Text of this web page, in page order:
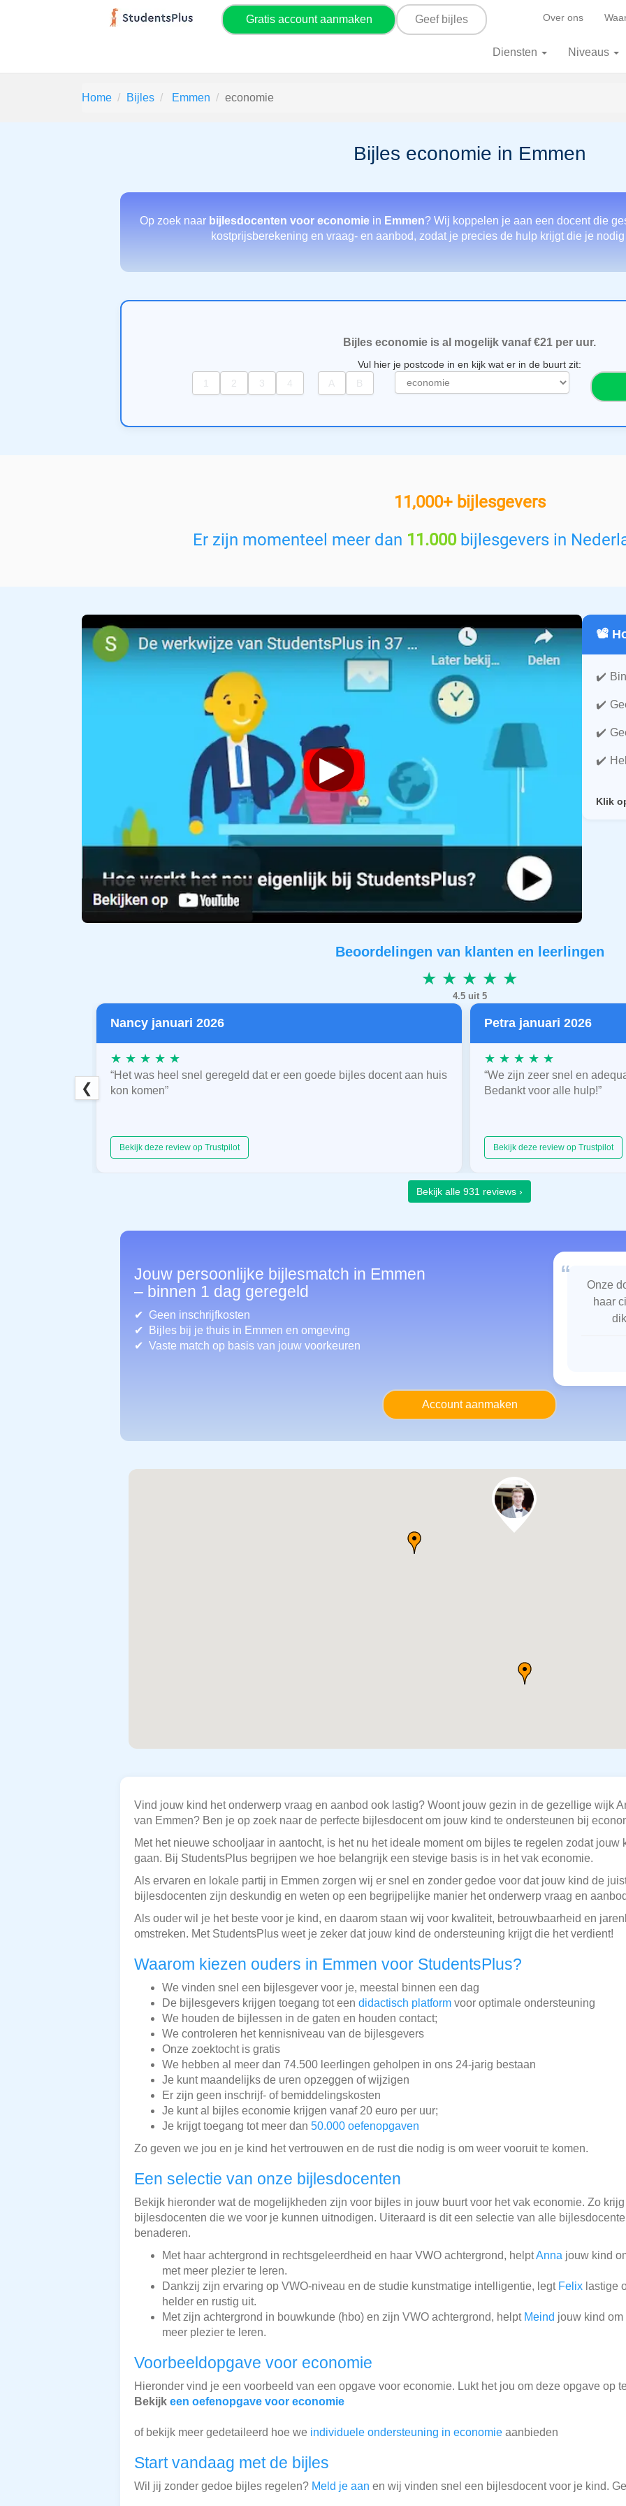
Gratis account aanmaken Geef bijles Over ons
Diensten Niveaus
Home Bijles Emmen economie
Bijles economie in Emmen
Op zoek naar bijlesdocenten voor economie in Emmen? Wij koppelen je aan een docent die
kostprijsberekening en vraag- en aanbod, zodat je precies de hulp krijgt die je
Bijles economie is al mogelijk vanaf €21 per uur.
Vul hier je postcode in en kijk wat er in de buurt zit:
e
e
n
11,000+ bijlesgevers
Er zijn momenteel meer dan 11.000bijlesgevers in
▶
📽️
Klik
Beoordelingen van klanten en leerlingen
★ ★ ★ ★ ★
4.5 uit 5
Nancy januari 2026
★ ★ ★ ★ ★
“Het was heel snel geregeld dat er een goede bijles docent aan huis
kon komen”
Bekijk deze review op Trustpilot
Petra januari 2026
★ ★ ★ ★ ★
“We zijn zeer snel en
Bedankt voor alle hulp!”
Bekijk deze review op Trustpilot
❮
Bekijk alle 931 reviews ›
Jouw persoonlijke bijlesmatch in Emmen
– binnen 1 dag geregeld
Geen inschrijfkosten
Bijles bij je thuis in Emmen en omgeving
Vaste match op basis van jouw voorkeuren
“
Onze
haar
Account aanmaken
Vind jouw kind het onderwerp vraag en aanbod ook lastig? Woont jouw gezin in de gezellige wijk
van Emmen? Ben je op zoek naar de perfecte bijlesdocent om jouw kind te ondersteunen bij
Met het nieuwe schooljaar in aantocht, is het nu het ideale moment om bijles te regelen zodat jouw
gaan. Bij StudentsPlus begrijpen we hoe belangrijk een stevige basis is in het vak economie.
Als ervaren en lokale partij in Emmen zorgen wij er snel en zonder gedoe voor dat jouw kind de
bijlesdocenten zijn deskundig en weten op een begrijpelijke manier het onderwerp vraag en
Als ouder wil je het beste voor je kind, en daarom staan wij voor kwaliteit, betrouwbaarheid en
omstreken. Met StudentsPlus weet je zeker dat jouw kind de ondersteuning krijgt die het verdient!
Waarom kiezen ouders in Emmen voor StudentsPlus?
We vinden snel een bijlesgever voor je, meestal binnen een dag
De bijlesgevers krijgen toegang tot een didactisch platform voor optimale ondersteuning
We houden de bijlessen in de gaten en houden contact;
We controleren het kennisniveau van de bijlesgevers
Onze zoektocht is gratis
We hebben al meer dan 74.500 leerlingen geholpen in ons 24-jarig bestaan
Je kunt maandelijks de uren opzeggen of wijzigen
Er zijn geen inschrijf- of bemiddelingskosten
Je kunt al bijles economie krijgen vanaf 20 euro per uur;
Je krijgt toegang tot meer dan 50.000 oefenopgaven
Zo geven we jou en je kind het vertrouwen en de rust die nodig is om weer vooruit te komen.
Een selectie van onze bijlesdocenten
Bekijk hieronder wat de mogelijkheden zijn voor bijles in jouw buurt voor het vak economie. Zo
bijlesdocenten die we voor je kunnen uitnodigen. Uiteraard is dit een selectie van alle
benaderen.
Met haar achtergrond in rechtsgeleerdheid en haar VWO achtergrond, helptAnna jouw kind
met meer plezier te leren.
Dankzij zijn ervaring op VWO-niveau en de studie kunstmatige intelligentie, legt Felix lastige
helder en rustig uit.
Met zijn achtergrond in bouwkunde (hbo) en zijn VWO achtergrond, helpt Meind jouw kind
meer plezier te leren.
Voorbeeldopgave voor economie
Hieronder vind je een voorbeeld van een opgave voor economie. Lukt het jou om deze opgave op
Bekijk een oefenopgave voor economie
of bekijk meer gedetaileerd hoe we individuele ondersteuning in economie aanbieden
Start vandaag met de bijles
Wil jij zonder gedoe bijles regelen? Meld je aan en wij vinden snel een bijlesdocent voor je kind.